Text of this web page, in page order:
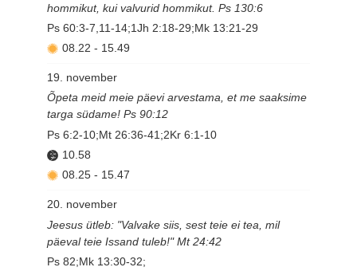
hommikut, kui valvurid hommikut. Ps 130:6
Ps 60:3-7,11-14;1Jh 2:18-29;Mk 13:21-29
08.22 - 15.49
19. november
Õpeta meid meie päevi arvestama, et me saaksime
targa südame! Ps 90:12
Ps 6:2-10;Mt 26:36-41;2Kr 6:1-10
10.58
08.25 - 15.47
20. november
Jeesus ütleb: "Valvake siis, sest teie ei tea, mil
päeval teie Issand tuleb!" Mt 24:42
Ps 82;Mk 13:30-32;